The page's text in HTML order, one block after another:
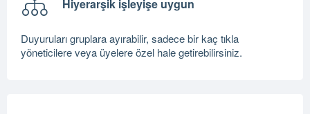
Hiyerarşik işleyişe uygun
Duyuruları gruplara ayırabilir, sadece bir kaç tıkla
yöneticilere veya üyelere özel hale getirebilirsiniz.